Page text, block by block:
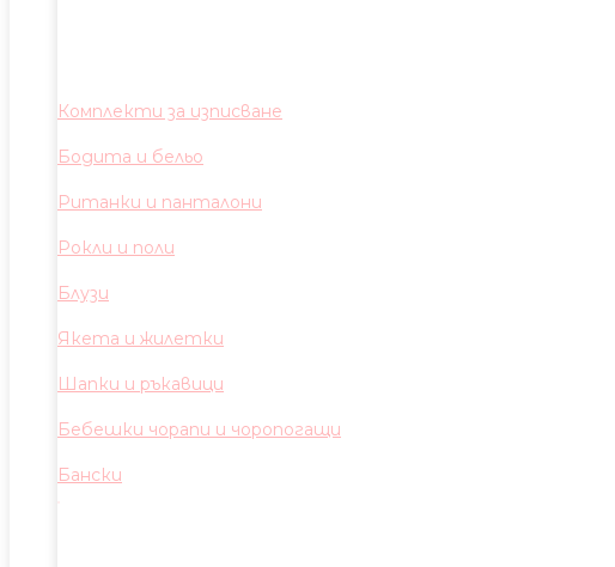
Комплекти за изписване
Бодита и бельо
Ританки и панталони
Рокли и поли
Блузи
Якета и жилетки
Шапки и ръкавици
Бебешки чорапи и чоропогащи
Бански